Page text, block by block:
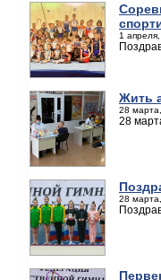
1
Жить
28
28
28